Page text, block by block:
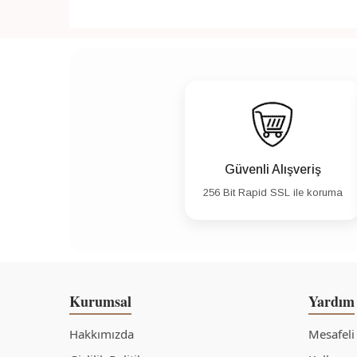
Güvenli Alışveriş
256 Bit Rapid SSL ile koruma
Kurumsal
Hakkımızda
Yardım
Mesafeli